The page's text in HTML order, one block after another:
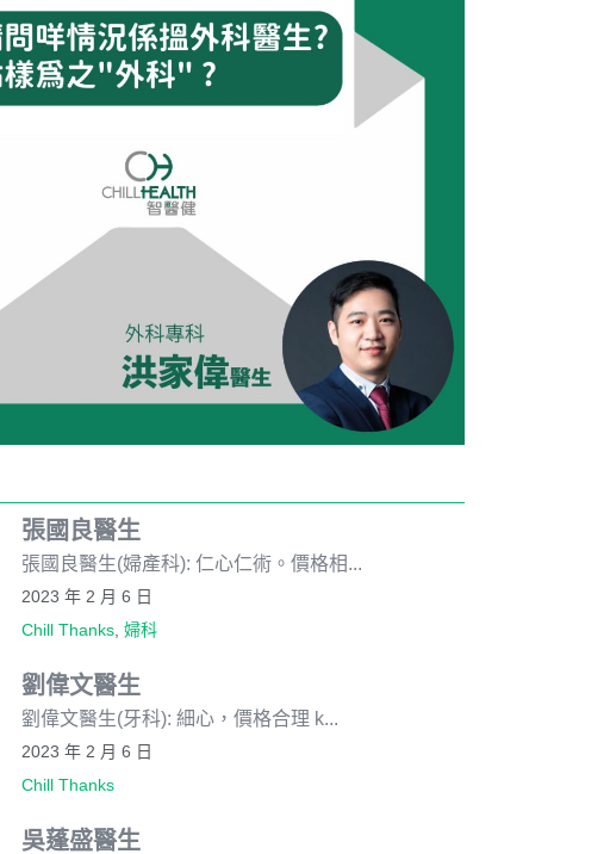
張國良醫生
張國良醫生(婦產科): 仁心仁術。價格相...
2023 年 2 月 6 日
Chill Thanks, 婦科
劉偉文醫生
劉偉文醫生(牙科): 細心，價格合理 k...
2023 年 2 月 6 日
Chill Thanks
吳蓬盛醫生